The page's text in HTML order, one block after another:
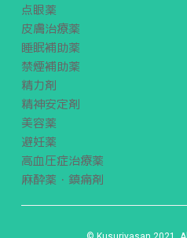
点眼薬
皮膚治療薬
睡眠補助薬
禁煙補助薬
精力剤
精神安定剤
美容薬
避妊薬
高血圧症治療薬
麻酔薬・鎮痛剤